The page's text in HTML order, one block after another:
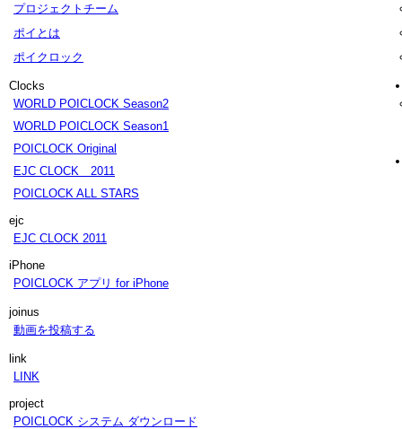
プロジェクトチーム
ポイとは
ポイクロック
Clocks
WORLD POICLOCK Season2
WORLD POICLOCK Season1
POICLOCK Original
EJC CLOCK 2011
POICLOCK ALL STARS
ejc
EJC CLOCK 2011
iPhone
POICLOCK アプリ for iPhone
joinus
動画を投稿する
link
LINK
project
POICLOCK システム ダウンロード